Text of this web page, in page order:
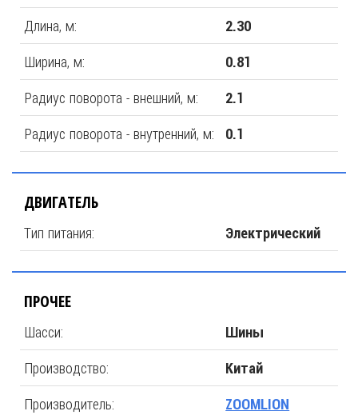
Длина, м: 2.30
Ширина, м: 0.81
Радиус поворота - внешний, м: 2.1
Радиус поворота - внутренний, м: 0.1
ДВИГАТЕЛЬ
Тип питания: Электрический
ПРОЧЕЕ
Шасси: Шины
Производство: Китай
Производитель: ZOOMLION